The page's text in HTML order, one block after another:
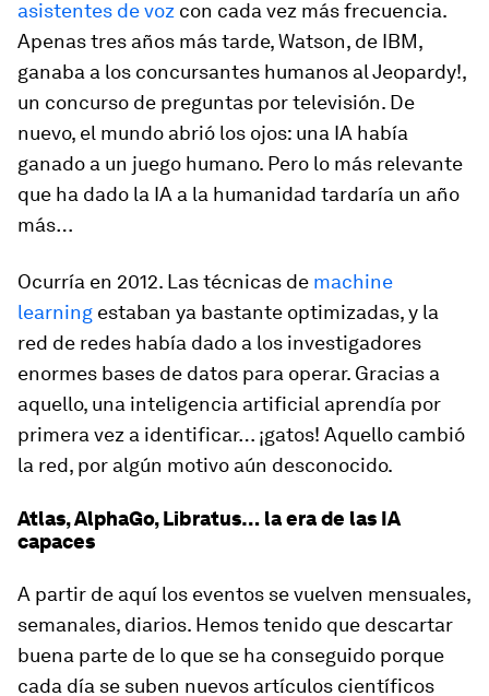
asistentes de voz con cada vez más frecuencia.
Apenas tres años más tarde, Watson, de IBM,
ganaba a los concursantes humanos alJeopardy!,
un concurso de preguntas por televisión. De
nuevo, el mundo abrió los ojos: una IA había
ganado a un juego humano. Pero lo más relevante
que ha dado la IA a la humanidad tardaría un año
más…
Ocurría en 2012. Las técnicas de machine
learning estaban ya bastante optimizadas, y la
red de redes había dado a los investigadores
enormes bases de datos para operar. Gracias a
aquello, una inteligencia artificial aprendía por
primera vez a identificar… ¡gatos! Aquello cambió
la red, por algún motivo aún desconocido.
Atlas, AlphaGo, Libratus… la era de las IA
capaces
A partir de aquí los eventos se vuelven mensuales,
semanales, diarios. Hemos tenido que descartar
buena parte de lo que se ha conseguido porque
cada día se suben nuevos artículos científicos